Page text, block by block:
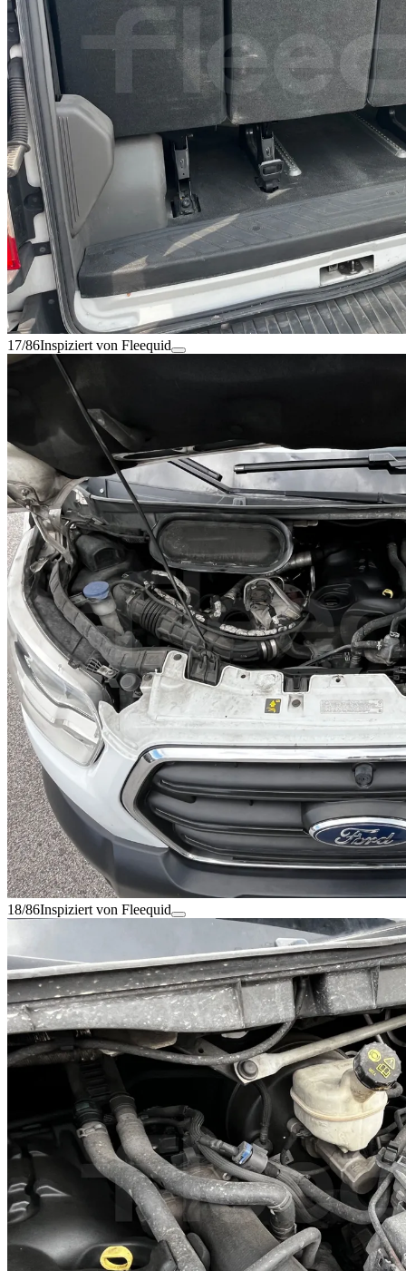
17/86Inspiziert von Fleequid
18/86Inspiziert von Fleequid